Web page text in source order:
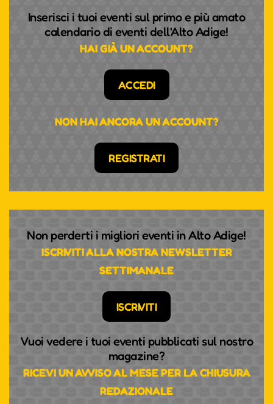
Inserisci i tuoi eventi sul primo e più amato
calendario di eventi dell'Alto Adige!
HAI GIÀ UN ACCOUNT?
ACCEDI
NON HAI ANCORA UN ACCOUNT?
REGISTRATI
Non perderti i migliori eventi in Alto Adige!
ISCRIVITI ALLA NOSTRA NEWSLETTER
SETTIMANALE
ISCRIVITI
Vuoi vedere i tuoi eventi pubblicati sul nostro
magazine?
RICEVI UN AVVISO AL MESE PER LA CHIUSURA
REDAZIONALE